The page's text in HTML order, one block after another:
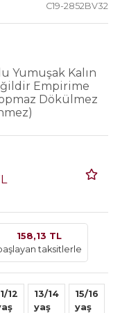
C19-2852BV32
Yumuşak Kalın
Empirime
Dökülmez
158,13 TL
taksitlerle
12
13/14
yaş
15/16
yaş